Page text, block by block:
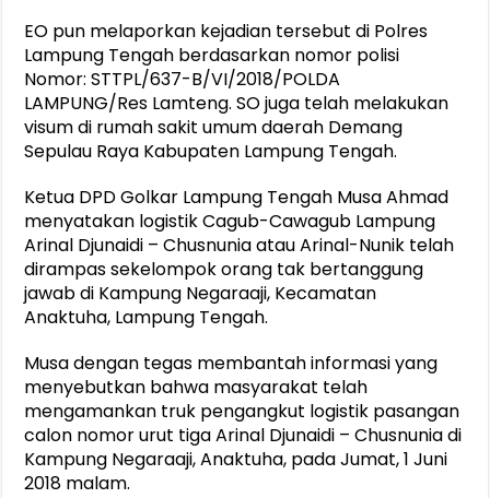
EO pun melaporkan kejadian tersebut di Polres
Lampung Tengah berdasarkan nomor polisi
Nomor: STTPL/637-B/VI/2018/POLDA
LAMPUNG/Res Lamteng. SO juga telah melakukan
visum di rumah sakit umum daerah Demang
Sepulau Raya Kabupaten Lampung Tengah.
Ketua DPD Golkar Lampung Tengah Musa Ahmad
menyatakan logistik Cagub-Cawagub Lampung
Arinal Djunaidi – Chusnunia atau Arinal-Nunik telah
dirampas sekelompok orang tak bertanggung
jawab di Kampung Negaraaji, Kecamatan
Anaktuha, Lampung Tengah.
Musa dengan tegas membantah informasi yang
menyebutkan bahwa masyarakat telah
mengamankan truk pengangkut logistik pasangan
calon nomor urut tiga Arinal Djunaidi – Chusnunia di
Kampung Negaraaji, Anaktuha, pada Jumat, 1 Juni
2018 malam.